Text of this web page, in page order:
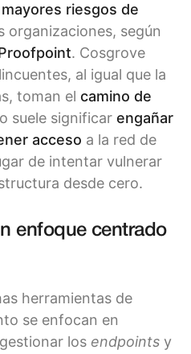
mayores riesgos de
organizaciones, según
. Cosgrove
al igual que la
toman el camino de
suele significar engañar
acceso a la red de
de intentar vulnerar
desde cero.
enfoque centrado
herramientas de
se enfocan en
los endpoints y